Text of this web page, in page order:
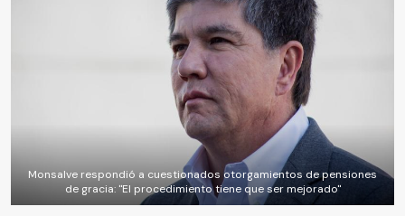
Monsalve respondió a cuestionados otorgamientos de pensiones
de gracia: "El procedimiento tiene que ser mejorado"